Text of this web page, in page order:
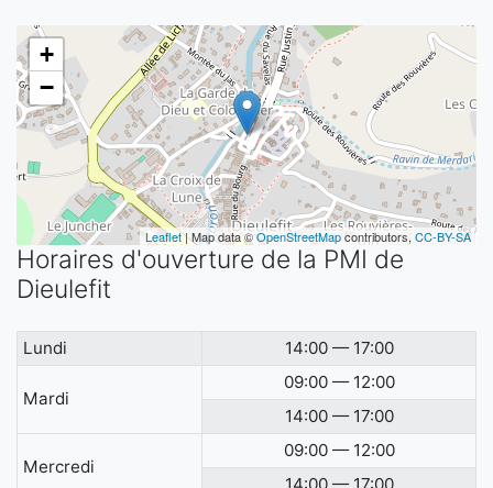
+
−
Leaflet| Map data ©OpenStreetMapcontributors, CC-BY-SA
Horaires d'ouverture de la PMI de
Dieulefit
Lundi 14:00 — 17:00
Mardi
09:00 — 12:00
14:00 — 17:00
Mercredi
09:00 — 12:00